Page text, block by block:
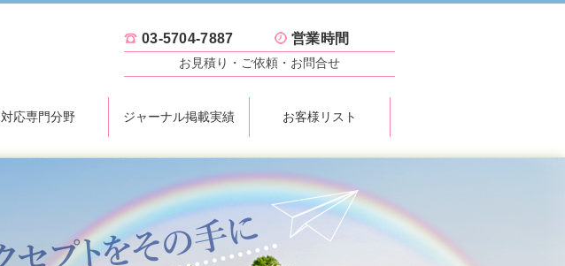
03-5704-7887 営業時間
お見積り ・ご依頼・お問合せ
対応専門分野 ジャーナル掲載実績 お客様リスト